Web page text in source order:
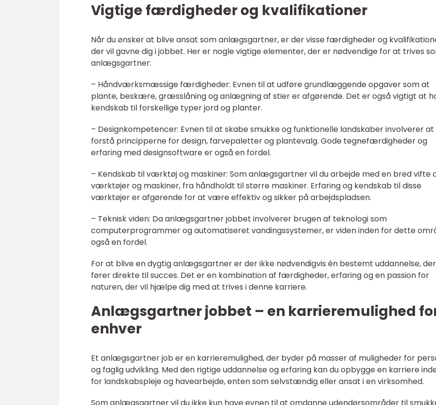
Vigtige færdigheder og kvalifikationer
Når du ønsker at blive ansat som anlægsgartner, er der visse færdigheder og
der vil gavne dig i jobbet. Her er nogle vigtige elementer, der er nødvendige for at trives
anlægsgartner:
– Håndværksmæssige færdigheder: Evnen til at udføre grundlæggende opgaver som at
plante, beskære, græsslåning og anlægning af stier er afgørende. Det er også vigtigt at
kendskab til forskellige typer jord og planter.
– Designkompetencer: Evnen til at skabe smukke og funktionelle landskaber involverer at
forstå principperne for design, farvepaletter og plantevalg. Gode tegnefærdigheder og
erfaring med designsoftware er også en fordel.
– Kendskab til værktøj og maskiner: Som anlægsgartner vil du arbejde med en bred vifte
værktøjer og maskiner, fra håndholdt til større maskiner. Erfaring og kendskab til disse
værktøjer er afgørende for at være effektiv og sikker på arbejdspladsen.
– Teknisk viden: Da anlægsgartner jobbet involverer brugen af teknologi som
computerprogrammer og automatiseret vandingssystemer, er viden inden for dette
også en fordel.
For at blive en dygtig anlægsgartner er der ikke nødvendigvis én bestemt uddannelse, der
fører direkte til succes. Det er en kombination af færdigheder, erfaring og en passion for
naturen, der vil hjælpe dig med at trives i denne karriere.
Anlægsgartner jobbet – en karrieremulighed
enhver
Et anlægsgartner job er en karrieremulighed, der byder på masser af muligheder for
og faglig udvikling. Med den rigtige uddannelse og erfaring kan du opbygge en karriere
for landskabspleje og havearbejde, enten som selvstændig eller ansat i en virksomhed.
Som anlægsgartner vil du ikke kun have evnen til at omdanne udendørsområder til